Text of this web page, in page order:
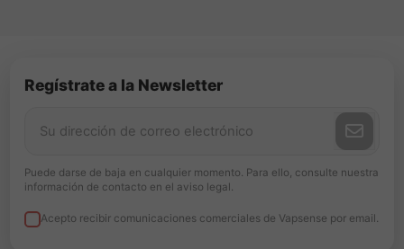
Regístrate a la Newsletter
Puede darse de baja en cualquier momento. Para ello, consulte nuestra
información de contacto en el aviso legal.
Acepto recibir comunicaciones comerciales de Vapsense por email.